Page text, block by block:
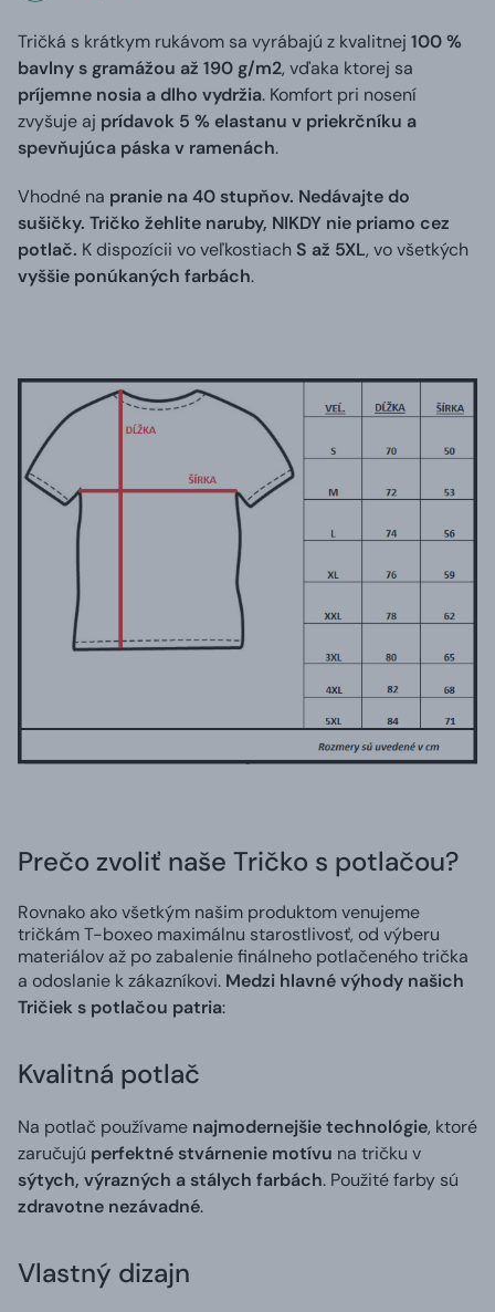
Tričká s krátkym rukávom sa vyrábajú z kvalitnej 100 %
bavlny s gramážou až 190 g/m2, vďaka ktorej sa
príjemne nosia a dlho vydržia. Komfort pri nosení
zvyšuje aj prídavok 5 % elastanu v priekrčníku a
spevňujúca páska v ramenách.
Vhodné na pranie na 40 stupňov. Nedávajte do
sušičky. Tričko žehlite naruby, NIKDY nie priamo cez
potlač. K dispozícii vo veľkostiach S až 5XL, vo všetkých
vyššie ponúkaných farbách.
Prečo zvoliť naše Tričko s potlačou?
Rovnako ako všetkým našim produktom venujeme
tričkám T-boxeo maximálnu starostlivosť, od výberu
materiálov až po zabalenie finálneho potlačeného trička
a odoslanie k zákazníkovi. Medzi hlavné výhody našich
Tričiek s potlačou patria:
Kvalitná potlač
Na potlač používame najmodernejšie technológie, ktoré
zaručujú perfektné stvárnenie motívu na tričku v
sýtych, výrazných a stálych farbách. Použité farby sú
zdravotne nezávadné.
Vlastný dizajn